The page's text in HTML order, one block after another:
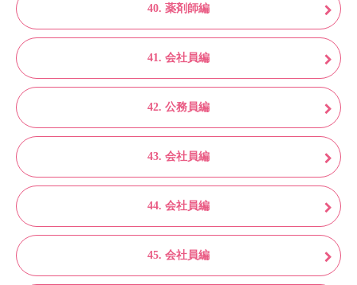
40. 薬剤師編
41. 会社員編
42. 公務員編
43. 会社員編
44. 会社員編
45. 会社員編